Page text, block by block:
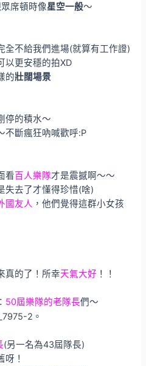
眾席頓時像星空一般～
全不給我們進場(就算有工作證)
以更安穩的拍XD
的壯闊場景
停的積水～
不斷瘋狂吶喊歡呼:P
看百人樂隊才是震撼啊～～
失去了才懂得珍惜(啥)
國友人 ，他們覺得這群小女孩
真的了！所幸天氣大好 ！！
50屆樂隊的老隊長們～
(另一名為43屆隊長)
！